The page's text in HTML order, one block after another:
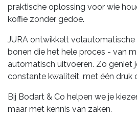
praktische oplossing voor wie
koffie zonder gedoe.
JURA ontwikkelt
bonen die het hele proces - van
automatisch uitvoeren. Zo geniet
constante kwaliteit, met één druk
Bij Bodart & Co helpen we je
maar met kennis van zaken.